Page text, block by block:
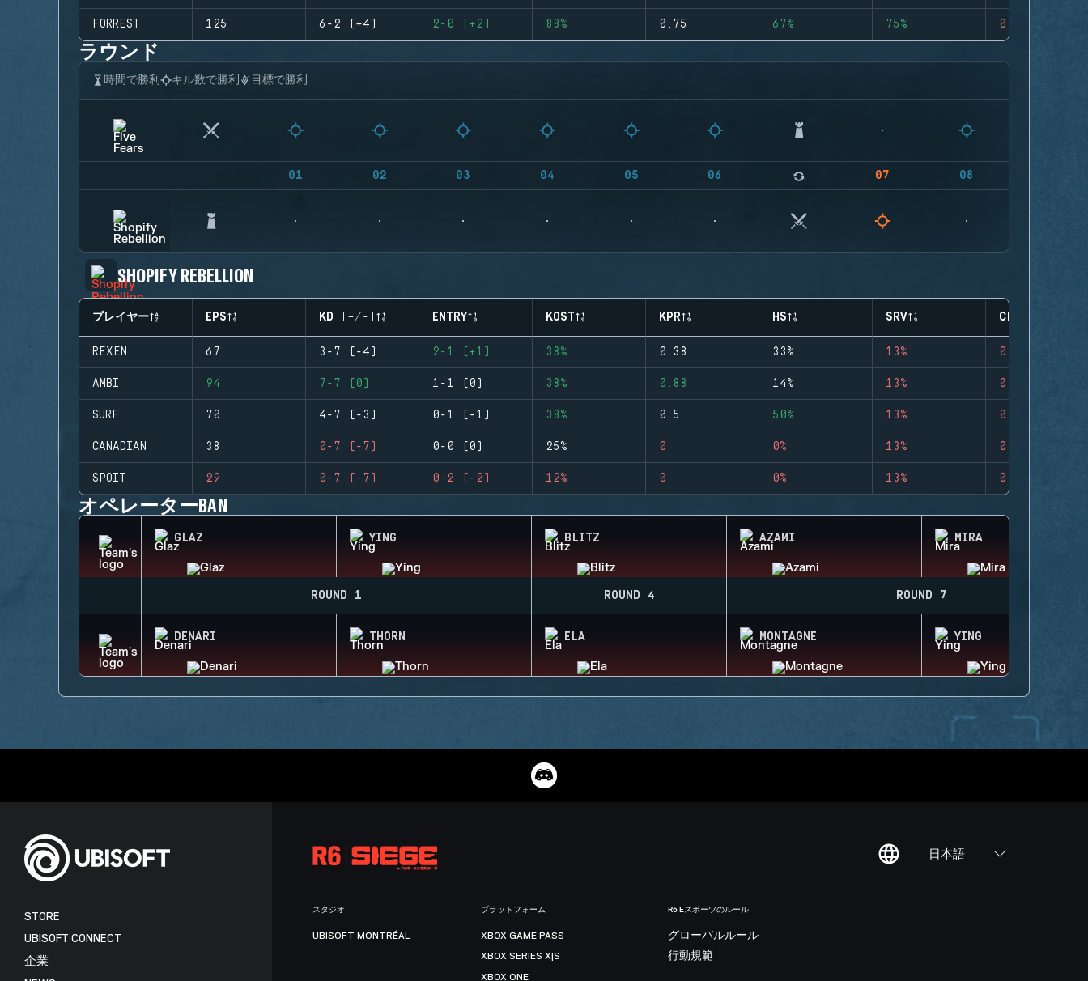
FORREST 125 6-2 (+4) 2-0 (+2) 88% 0.75 67% 75% 0
ラウンド
時間で勝利 キル数で勝利 目標で勝利
01 02 03 04 05 06 07 08
SHOPIFY REBELLION
プレイヤー EPS KD (+/-) ENTRY KOST KPR HS SRV CLUTCHES
REXEN 67 3-7 (-4) 2-1 (+1) 38% 0.38 33% 13% 0
AMBI 94 7-7 (0) 1-1 (0) 38% 0.88 14% 13% 0
SURF 70 4-7 (-3) 0-1 (-1) 38% 0.5 50% 13% 0
CANADIAN 38 0-7 (-7) 0-0 (0) 25% 0 0% 13% 0
SPOIT 29 0-7 (-7) 0-2 (-2) 12% 0 0% 13% 0
オペレーターBAN
GLAZ YING BLITZ AZAMI MIRA
ROUND 1 ROUND 4 ROUND 7
DENARI THORN ELA MONTAGNE YING
日本語
STORE
UBISOFT CONNECT
企業
スタジオ
UBISOFT MONTRÉAL
プラットフォーム
XBOX GAME PASS
XBOX SERIES X|S
XBOX ONE
R6 Eスポーツのルール
グローバルルール
行動規範